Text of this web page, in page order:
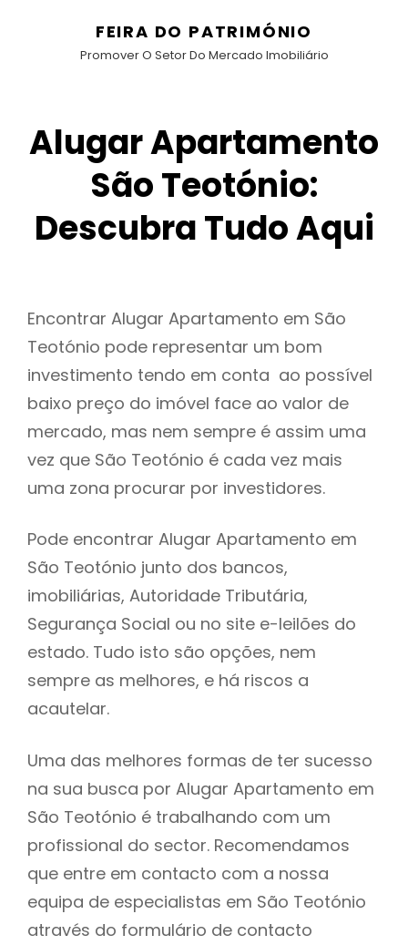
FEIRA DO PATRIMÓNIO
Promover O Setor Do Mercado Imobiliário
Alugar Apartamento
São Teotónio:
Descubra Tudo Aqui
Encontrar Alugar Apartamento em São
Teotónio pode representar um bom
investimento tendo em conta ao possível
baixo preço do imóvel face ao valor de
mercado, mas nem sempre é assim uma
vez que São Teotónio é cada vez mais
uma zona procurar por investidores.
Pode encontrar Alugar Apartamento em
São Teotónio junto dos bancos,
imobiliárias, Autoridade Tributária,
Segurança Social ou no site e-leilões do
estado. Tudo isto são opções, nem
sempre as melhores, e há riscos a
acautelar.
Uma das melhores formas de ter sucesso
na sua busca por Alugar Apartamento em
São Teotónio é trabalhando com um
profissional do sector. Recomendamos
que entre em contacto com a nossa
equipa de especialistas em São Teotónio
através do formulário de contacto